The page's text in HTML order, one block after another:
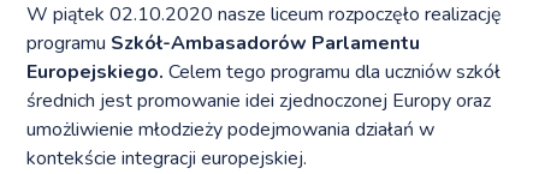
W piątek 02.10.2020 nasze liceum rozpoczęło realizację
programu Szkół-Ambasadorów Parlamentu
Europejskiego. Celem tego programu dla uczniów szkół
średnich jest promowanie idei zjednoczonej Europy oraz
umożliwienie młodzieży podejmowania działań w
kontekście integracji europejskiej.